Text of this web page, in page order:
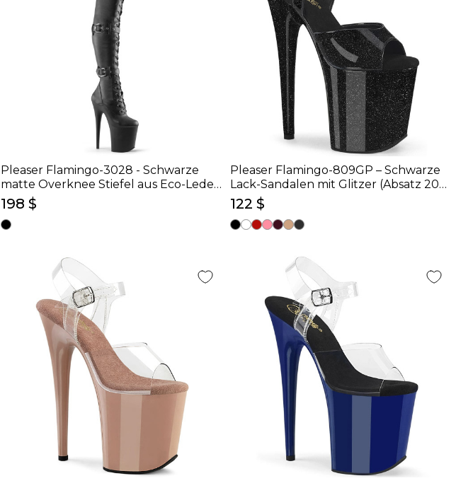
Pleaser Flamingo-3028 - Schwarze
matte Overknee Stiefel aus Eco-Leder
(Absatz 20 cm)
198 $
Pleaser Flamingo-809GP – Schwarze
Lack-Sandalen mit Glitzer (Absatz 20
cm)
122 $